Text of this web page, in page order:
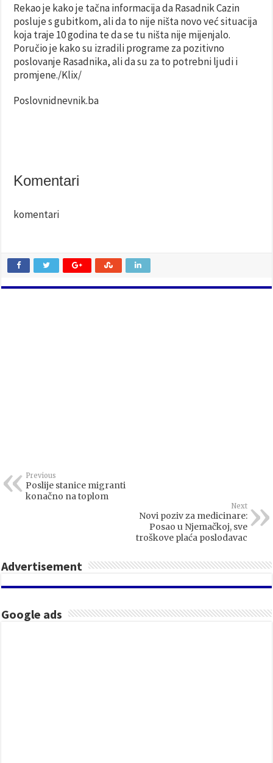
Rekao je kako je tačna informacija da Rasadnik Cazin
posluje s gubitkom, ali da to nije ništa novo već situacija
koja traje 10 godina te da se tu ništa nije mijenjalo.
Poručio je kako su izradili programe za pozitivno
poslovanje Rasadnika, ali da su za to potrebni ljudi i
promjene./Klix/
Poslovnidnevnik.ba
Komentari
komentari
Previous
Poslije stanice migranti
konačno na toplom
Next
Novi poziv za medicinare:
Posao u Njemačkoj, sve
troškove plaća poslodavac
Advertisement
Google ads